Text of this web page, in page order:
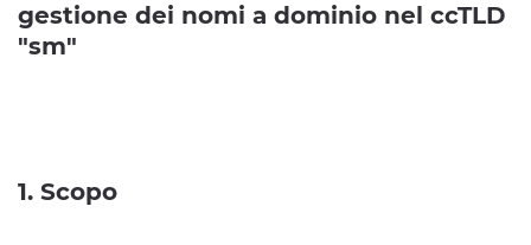
gestione dei nomi a dominio nel ccTLD
"sm"
1. Scopo